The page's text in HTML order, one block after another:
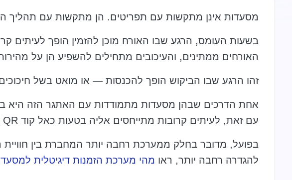
מסעדות אינן מתקשות עם תפריטים. הן מתקשות עם תהליך
בשעות העומס, הרגע שבו האורח מוכן להזמין הופך לעיתים
האורחים ממתינים, והעיכובים מתחילים להשפיע הן על
זהו הרגע שבו הביקוש הופך להכנסות — או מואט בשל
עם זאת, לעיתים קרובות מתייחסים אליה בטעות כאל קוד QR או תפריט דיגיטלי בלבד.
בפועל, מדובר בחלק ממערכת רחבה יותר המחברת בין
להגדרה רחבה יותר, ראו מהי מערכת הזמנות דיגיטלית